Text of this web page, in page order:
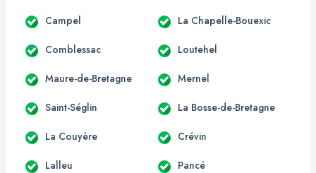
Campel La Chapelle-Bouexic
Comblessac Loutehel
Maure-de-Bretagne Mernel
Saint-Séglin La Bosse-de-Bretagne
La Couyère Crévin
Lalleu Pancé